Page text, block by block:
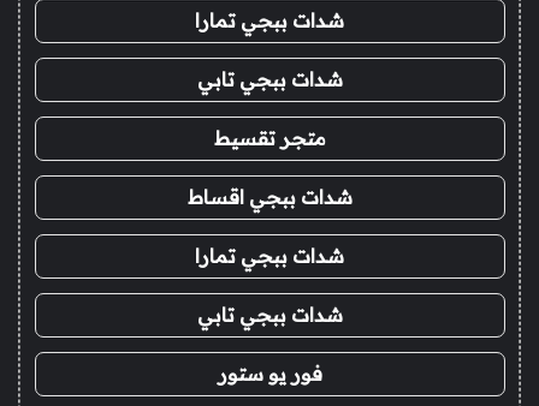
شدات ببجي تمارا
شدات ببجي تابي
متجر تقسيط
شدات ببجي اقساط
شدات ببجي تمارا
شدات ببجي تابي
فور يو ستور